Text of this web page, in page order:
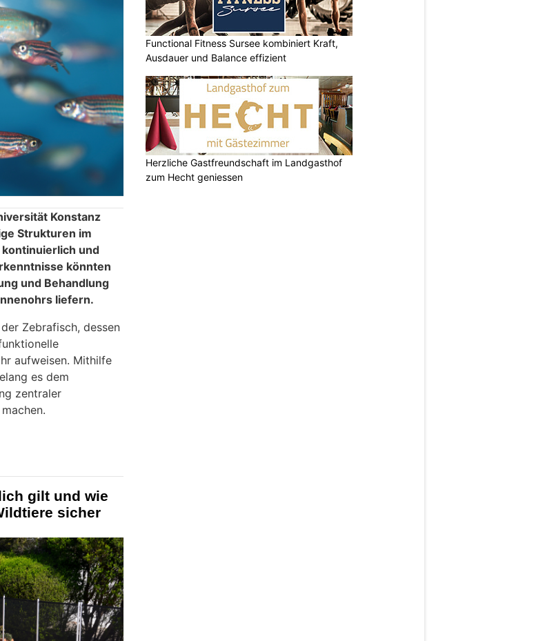
Konstanz
Strukturen im
und
könnten
und Behandlung
liefern.
Zebrafisch, dessen
aufweisen. Mithilfe
es dem
zentraler
gilt und wie
sicher
Functional Fitness Sursee kombiniert Kraft,
Ausdauer und Balance effizient
Herzliche Gastfreundschaft im Landgasthof
zum Hecht geniessen